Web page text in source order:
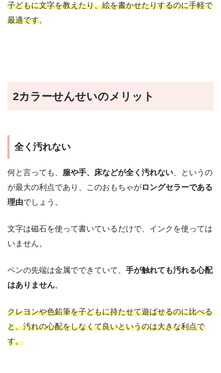
子どもに文字を教えたり、絵を書かせたりするのに手軽で
最適です。
2カラーせんせいのメリット
全く汚れない
何と言っても、 服や手、床などが全く汚れない 、というの
が最大の利点であり、このおもちゃがロングセラーである
理由でしょう。
文字は磁石を使って書いているだけで、インクを使っては
いません。
ペンの先端は金属でできていて、 手が触れても汚れる心配
はありません。
クレヨンや色鉛筆を子どもに持たせて遊ばせるのに比べる
と、汚れの心配をしなくて良いというのは大きな利点で
す。